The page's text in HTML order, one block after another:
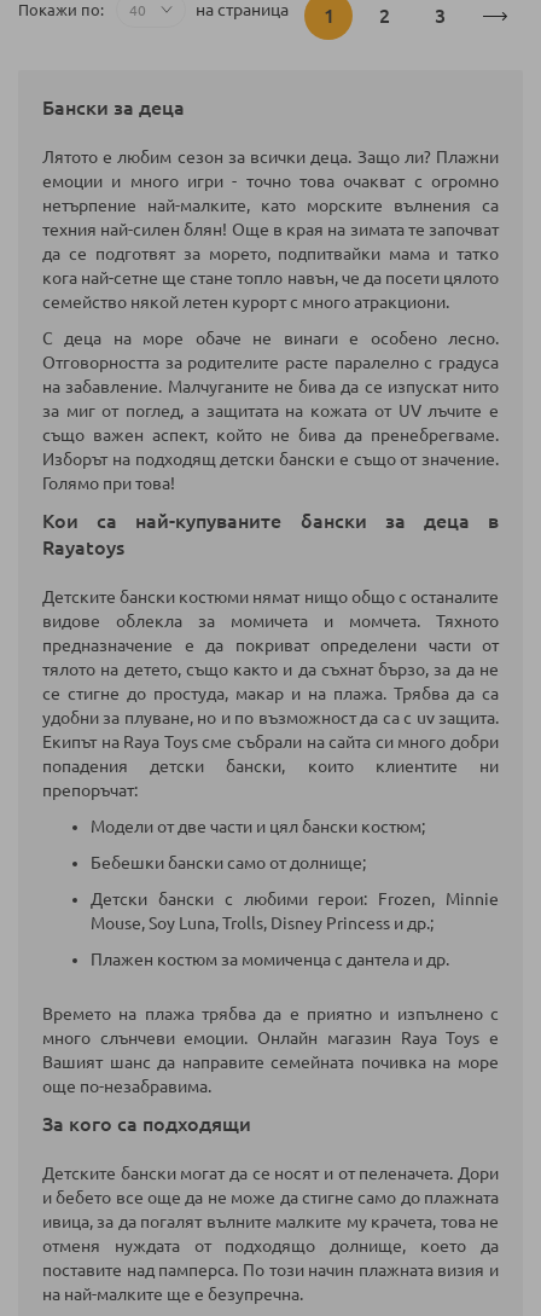
В
страница
1 Страница
2 Страница
3
Покажи по на страница
Бански за деца
Лятото е любим сезон за всички деца. Защо ли? Плажни
емоции и много игри - точно това очакват с огромно
нетърпение най-малките, като морските вълнения са
техния най-силен блян! Още в края на зимата те започват
да се подготвят за морето, подпитвайки мама и татко
кога най-сетне ще стане топло навън, че да посети цялото
семейство някой летен курорт с много атракциони.
С деца на море обаче не винаги е особено лесно.
Отговорността за родителите расте паралелно с градуса
на забавление. Малчуганите не бива да се изпускат нито
за миг от поглед, а защитата на кожата от UV лъчите е
също важен аспект, който не бива да пренебрегваме.
Изборът на подходящ детски бански е също от значение.
Голямо при това!
Кои са най-купуваните бански за деца в
Rayatoys
Детските бански костюми нямат нищо общо с останалите
видове облекла за момичета и момчета. Тяхното
предназначение е да покриват определени части от
тялото на детето, също както и да съхнат бързо, за да не
се стигне до простуда, макар и на плажа. Трябва да са
удобни за плуване, но и по възможност да са с uv защита.
Екипът на Raya Toys сме събрали на сайта си много добри
попадения детски бански, които клиентите ни
препоръчат:
Модели от две части и цял бански костюм;
Бебешки бански само от долнище;
Детски бански с любими герои: Frozen, Minnie
Mouse, Soy Luna, Trolls, Disney Princess и др.;
Плажен костюм за момиченца с дантела и др.
Времето на плажа трябва да е приятно и изпълнено с
много слънчеви емоции. Онлайн магазин Raya Toys е
Вашият шанс да направите семейната почивка на море
още по-незабравима.
За кого са подходящи
Детските бански могат да се носят и от пеленачета. Дори
и бебето все още да не може да стигне само до плажната
ивица, за да погалят вълните малките му крачета, това не
отменя нуждата от подходящо долнище, което да
поставите над памперса. По този начин плажната визия и
на най-малките ще е безупречна.